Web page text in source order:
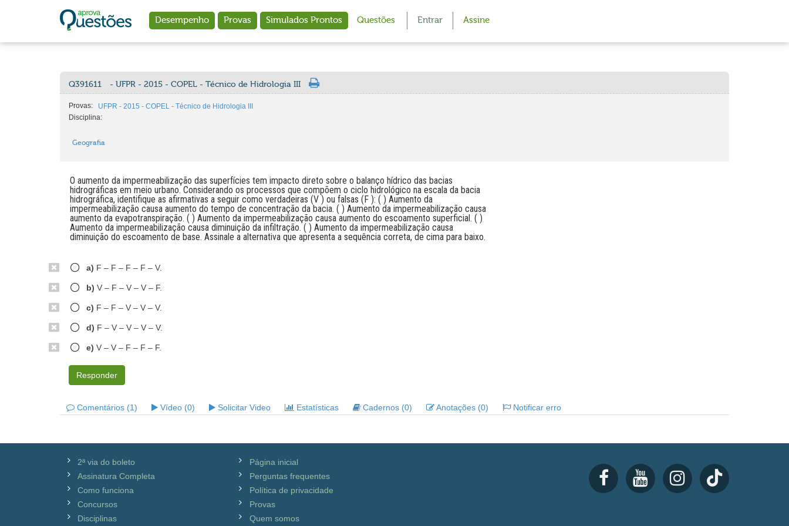
Desempenho Provas Simulados Prontos Questões Entrar Assine
Q391611 - UFPR - 2015 - COPEL - Técnico de Hidrologia III
Provas:
UFPR - 2015 - COPEL - Técnico de Hidrologia III
Disciplina:
Geografia
O aumento da impermeabilização das superfícies tem impacto direto sobre o balanço hídrico das bacias
hidrográficas em meio urbano. Considerando os processos que compõem o ciclo hidrológico na escala da bacia
hidrográfica, identifique as afirmativas a seguir como verdadeiras (V ) ou falsas (F ): ( ) Aumento da
impermeabilização causa aumento do tempo de concentração da bacia. ( ) Aumento da impermeabilização causa
aumento da evapotranspiração. ( ) Aumento da impermeabilização causa aumento do escoamento superficial. ( )
Aumento da impermeabilização causa diminuição da infiltração. ( ) Aumento da impermeabilização causa
diminuição do escoamento de base. Assinale a alternativa que apresenta a sequência correta, de cima para baixo.
a) F – F – F – F – V.
b) V – F – V – V – F.
c) F – F – V – V – V.
d) F – V – V – V – V.
e) V – V – F – F – F.
Responder
Comentários (1) Vídeo (0) Solicitar Video Estatísticas Cadernos (0) Anotações (0) Notificar erro
2ª via do boleto
Assinatura Completa
Como funciona
Concursos
Disciplinas
Página inicial
Perguntas frequentes
Política de privacidade
Provas
Quem somos